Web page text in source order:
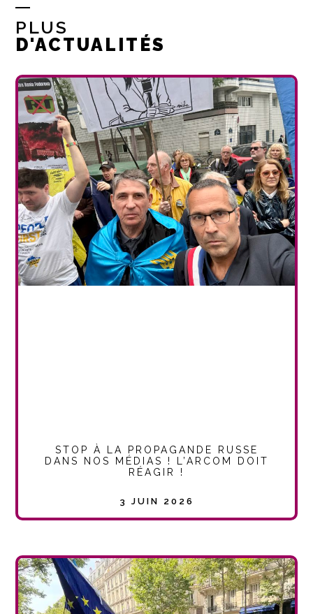
PLUS
D'ACTUALITÉS
STOP À LA PROPAGANDE RUSSE
DANS NOS MÉDIAS ! L’ARCOM DOIT
RÉAGIR !
3 JUIN 2026